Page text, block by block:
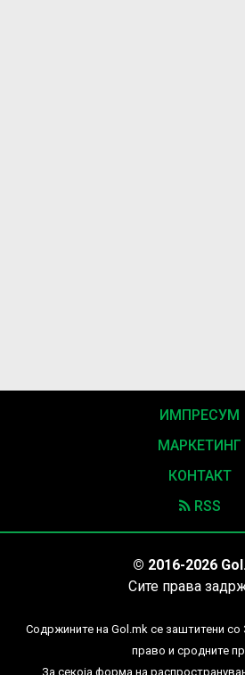
ИМПРЕСУМ
МАРКЕТИНГ
КОНТАКТ
RSS
© 2016-2026
Сите права
Содржините на Gol.mk се заштитени
право и сродните
За секоја форма на